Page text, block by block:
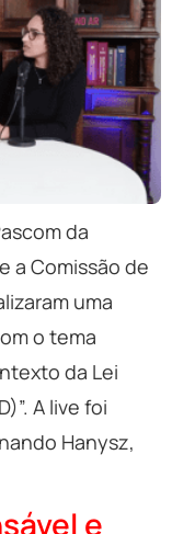
da
a Comissão de
uma
o tema
da Lei
A live foi
Hanysz,
e